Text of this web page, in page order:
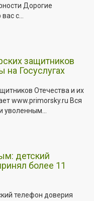
Дорогие
с...
защитников
на Госуслугах
Отечества и их
www.primorsky.ru Вся
детский
более 11
телефон доверия